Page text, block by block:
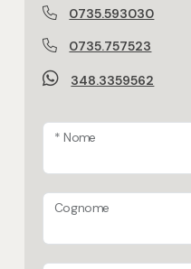
Bagno
Camino o
0735.593030
0735.757523
348.3359562
* Nome
Cognome
Balcone/Terrazzo
Nuova costruzione
Lusso